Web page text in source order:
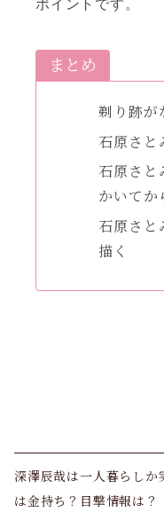
ポイントです。
まとめ
剃り跡が
石原さと
石原さと
かいてか
石原さと
描く
深澤辰哉は一人暮らしか
は金持ち？目撃情報は？